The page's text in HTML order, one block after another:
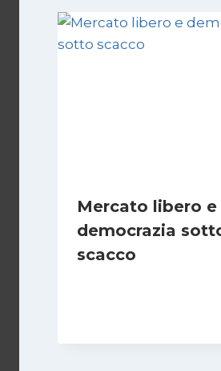
Mercato libero e
democrazia
scacco